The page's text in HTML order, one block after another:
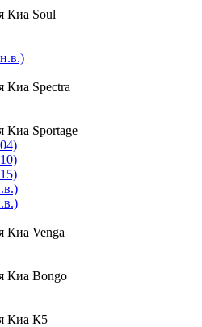
Киа Soul
Киа Spectra
Киа Sportage
Киа Venga
Киа Bongo
Киа К5